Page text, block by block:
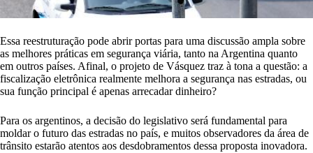
Essa reestruturação pode abrir portas para uma discussão ampla sobre
as melhores práticas em segurança viária, tanto na Argentina quanto
em outros países. Afinal, o projeto de Vásquez traz à tona a questão: a
fiscalização eletrônica realmente melhora a segurança nas estradas, ou
sua função principal é apenas arrecadar dinheiro?
Para os argentinos, a decisão do legislativo será fundamental para
moldar o futuro das estradas no país, e muitos observadores da área de
trânsito estarão atentos aos desdobramentos dessa proposta inovadora.